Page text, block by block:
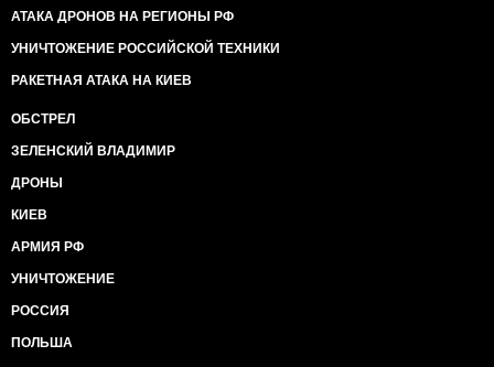
АТАКА ДРОНОВ НА РЕГИОНЫ РФ
УНИЧТОЖЕНИЕ РОССИЙСКОЙ ТЕХНИКИ
РАКЕТНАЯ АТАКА НА КИЕВ
ОБСТРЕЛ
ЗЕЛЕНСКИЙ ВЛАДИМИР
ДРОНЫ
КИЕВ
АРМИЯ РФ
УНИЧТОЖЕНИЕ
РОССИЯ
ПОЛЬША